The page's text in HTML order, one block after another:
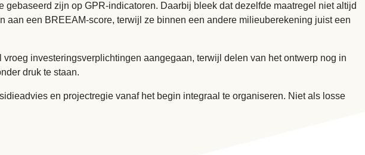
zijn op GPR-indicatoren. Daarbij bleek dat dezelfde maatregel niet altijd
een BREEAM-score, terwijl ze binnen een andere milieuberekening juist een
investeringsverplichtingen aangegaan, terwijl delen van het ontwerp nog in
druk te staan.
en projectregie vanaf het begin integraal te organiseren. Niet als losse